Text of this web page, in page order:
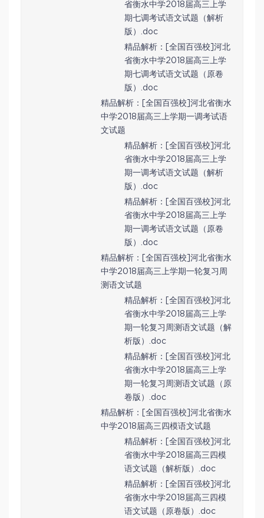
省衡水中学2018届高三上学
期七调考试语文试题（解析
版）.doc
精品解析：[全国百强校]河北
省衡水中学2018届高三上学
期七调考试语文试题（原卷
版）.doc
精品解析：[全国百强校]河北省衡水
中学2018届高三上学期一调考试语
文试题
精品解析：[全国百强校]河北
省衡水中学2018届高三上学
期一调考试语文试题（解析
版）.doc
精品解析：[全国百强校]河北
省衡水中学2018届高三上学
期一调考试语文试题（原卷
版）.doc
精品解析：[全国百强校]河北省衡水
中学2018届高三上学期一轮复习周
测语文试题
精品解析：[全国百强校]河北
省衡水中学2018届高三上学
期一轮复习周测语文试题（解
析版）.doc
精品解析：[全国百强校]河北
省衡水中学2018届高三上学
期一轮复习周测语文试题（原
卷版）.doc
精品解析：[全国百强校]河北省衡水
中学2018届高三四模语文试题
精品解析：[全国百强校]河北
省衡水中学2018届高三四模
语文试题（解析版）.doc
精品解析：[全国百强校]河北
省衡水中学2018届高三四模
语文试题（原卷版）.doc